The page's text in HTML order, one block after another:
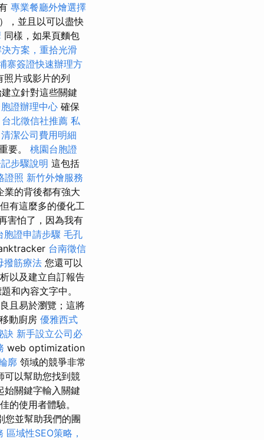
專業餐廳外燴選擇
，並且以可以盡快
同樣，如果頁麵包
方案，重拾光滑
寨簽證快速辦理方
片或影片的列
立針對這些關鍵
證辦理中心 確保
台北徵信社推薦 私
清潔公司費用明細
要。 桃園台胞證
步驟說明 這包括
證照 新竹外燴服務
業的背後都有強大
但有這麼多的優化工
害怕了，因為我有
胞證申請步驟 毛孔
台南徵信
撥筋療法 您還可以
以及建立自訂報告
和內容文字中。
且易於瀏覽；這將
動廚房 優雅西式
訣 新手設立公司必
web optimization
廓 領域的競爭非常
可以幫助您找到競
關鍵字輸入關鍵
的使用者體驗。
您並幫助我們的團
區域性SEO策略，